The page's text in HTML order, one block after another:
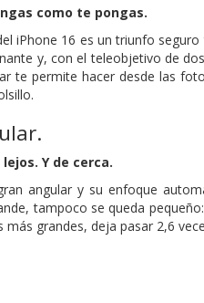
como te pongas.
iPhone 16 es un triunfo
y, con el teleobjetivo de
te permite hacer desde las
Y de cerca.
angular y su enfoque
tampoco se queda
más grandes, deja pasar 2,6